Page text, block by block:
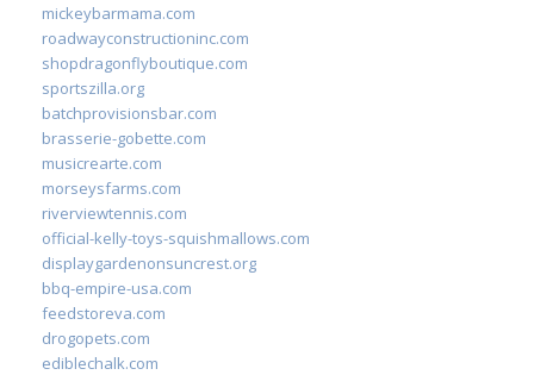
mickeybarmama.com
roadwayconstructioninc.com
shopdragonflyboutique.com
sportszilla.org
batchprovisionsbar.com
brasserie-gobette.com
musicrearte.com
morseysfarms.com
riverviewtennis.com
official-kelly-toys-squishmallows.com
displaygardenonsuncrest.org
bbq-empire-usa.com
feedstoreva.com
drogopets.com
ediblechalk.com